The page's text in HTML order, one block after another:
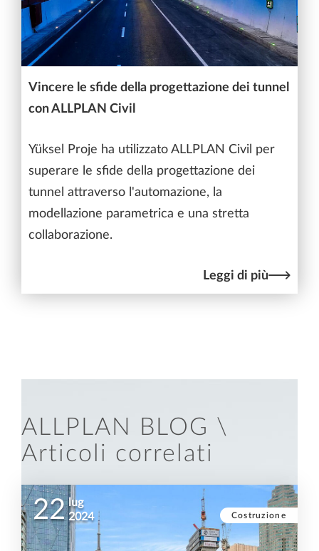
Vincere le sfide della progettazione dei tunnel
con ALLPLAN Civil
Yüksel Proje ha utilizzato ALLPLAN Civil per
superare le sfide della progettazione dei
tunnel attraverso l'automazione, la
modellazione parametrica e una stretta
collaborazione.
Leggi di più
ALLPLAN BLOG \
Articoli correlati
Costruzione
22 lug
2024